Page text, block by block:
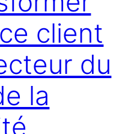
client
du
la